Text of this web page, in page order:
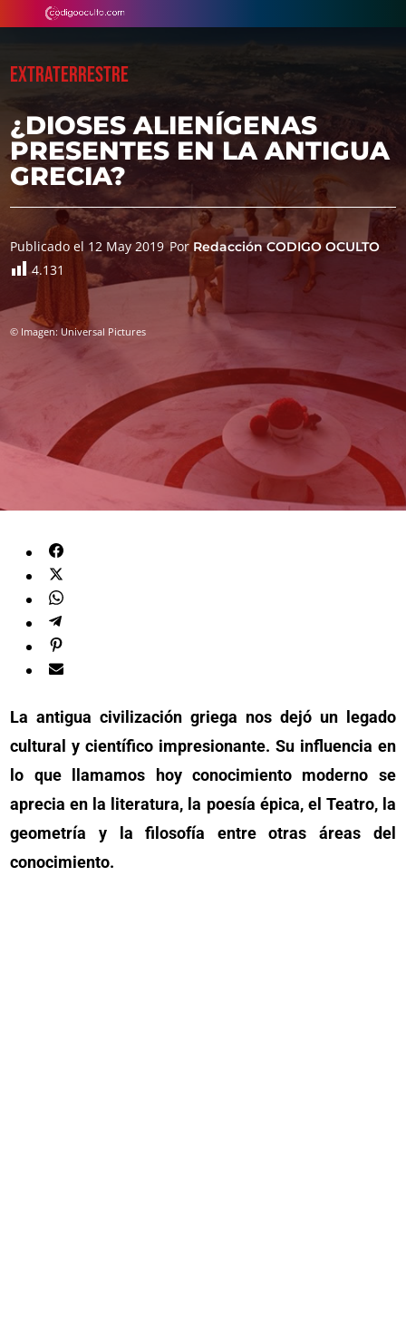
EXTRATERRESTRE
¿DIOSES ALIENÍGENAS
PRESENTES EN LA ANTIGUA
GRECIA?
Publicado el 12 May 2019 Por Redacción CODIGO OCULTO
4.131
© Imagen: Universal Pictures
La antigua civilización griega nos dejó un legado
cultural y científico impresionante. Su influencia en
lo que llamamos hoy conocimiento moderno se
aprecia en la literatura, la poesía épica, el Teatro, la
geometría y la filosofía entre otras áreas del
conocimiento.